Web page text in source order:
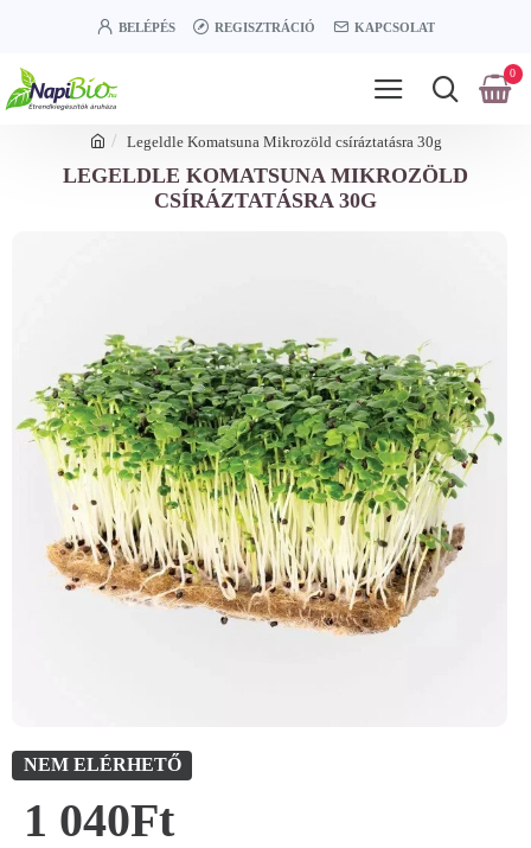
BELÉPÉS REGISZTRÁCIÓ KAPCSOLAT
0
Legeldle Komatsuna Mikrozöld csíráztatásra 30g
LEGELDLE KOMATSUNA MIKROZÖLD
CSÍRÁZTATÁSRA 30G
NEM ELÉRHETŐ
1 040Ft